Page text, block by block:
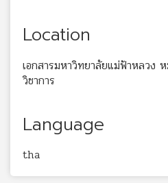
Location
เอกสารมหาวิทยาลัยแม่ฟ้าหลวง
วิชาการ
Language
tha